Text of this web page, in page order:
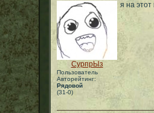
СурпрЫз
Пользователь
Авторейтинг:
Рядовой
(31-0)
я на этот